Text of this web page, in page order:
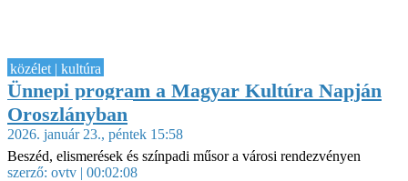
közélet | kultúra
Ünnepi program a Magyar Kultúra Napján
Oroszlányban
2026. január 23., péntek 15:58
Beszéd, elismerések és színpadi műsor a városi rendezvényen
szerző: ovtv | 00:02:08